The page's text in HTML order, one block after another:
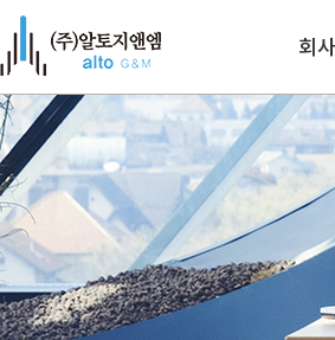
회
인사
연혁
인
조